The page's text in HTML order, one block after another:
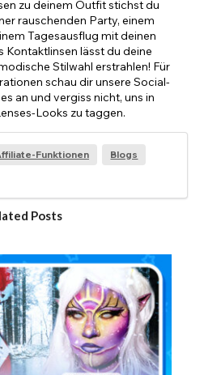
zu deinem Outfit stichst du
rauschenden Party, einem
Tagesausflug mit deinen
Kontaktlinsen lässt du deine
Stilwahl erstrahlen! Für
schau dir unsere Social-
an und vergiss nicht, uns in
Looks zu taggen.
Funktionen
Blogs
Posts